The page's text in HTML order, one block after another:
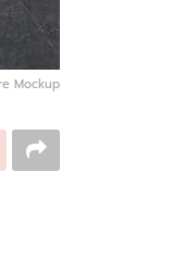
Mockup